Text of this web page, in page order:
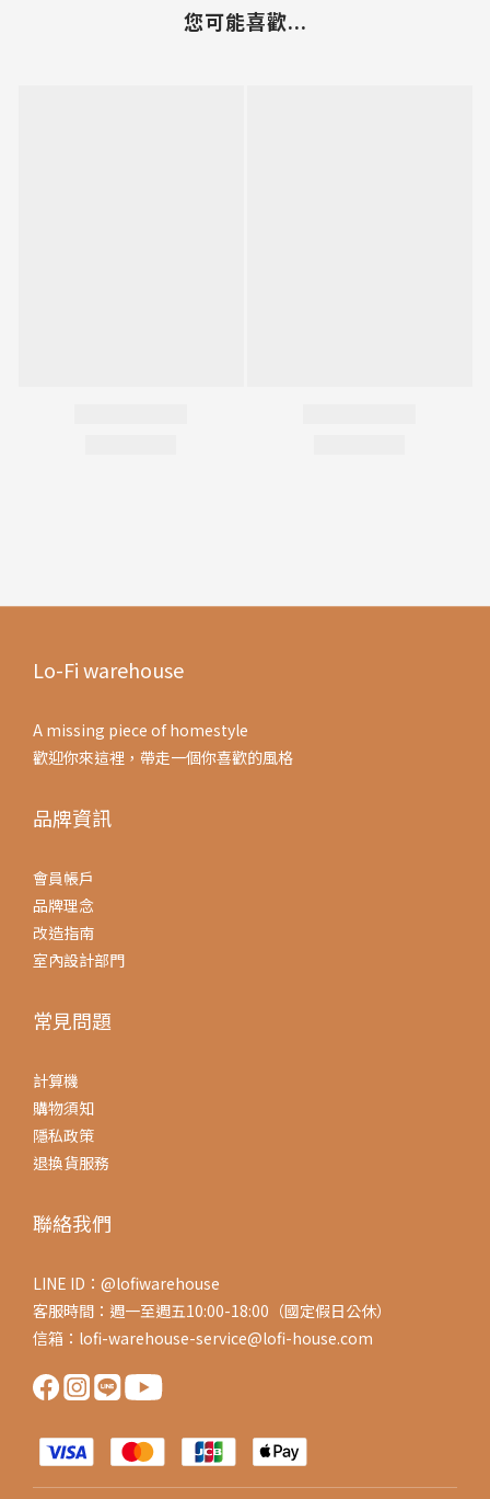
您可能喜歡...
Lo-Fi warehouse
A missing piece of homestyle
歡迎你來這裡，帶走一個你喜歡的風格
品牌資訊
會員帳戶
品牌理念
改造指南
室內設計部門
常見問題
計算機
購物須知
隱私政策
退換貨服務
聯絡我們
LINE ID：@lofiwarehouse
客服時間：週一至週五10:00-18:00（國定假日公休）
信箱：lofi-warehouse-service@lofi-house.com